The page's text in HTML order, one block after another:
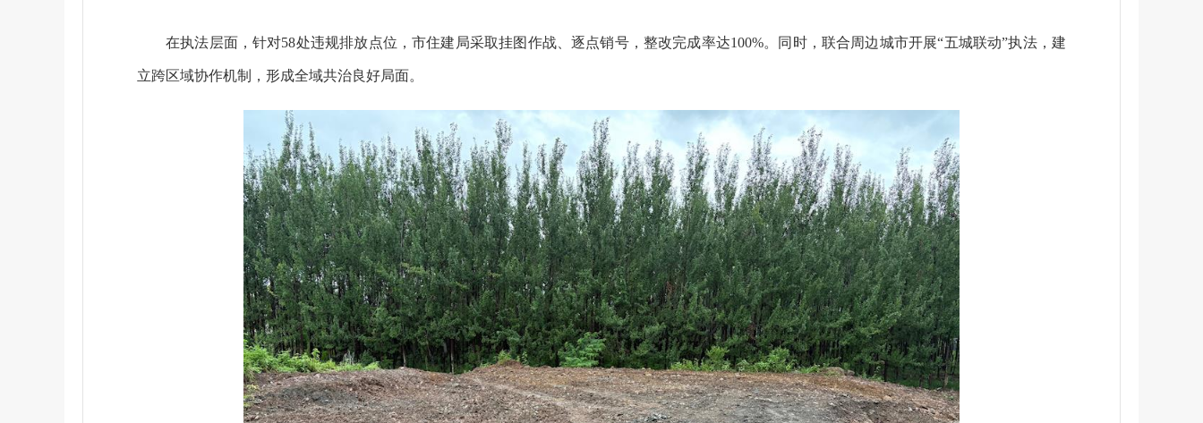
在执法层面，针对58处违规排放点位，市住建局采取挂图作战、逐点销号，整改完成率达100%。同时，联合周边城市开展“五城联动”执法，建
立跨区域协作机制，形成全域共治良好局面。